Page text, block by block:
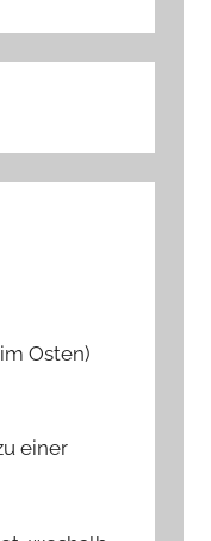
Osten)
einer